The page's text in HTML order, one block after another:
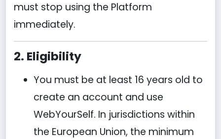
must stop using the Platform
immediately.
2. Eligibility
You must be at least 16 years old to
create an account and use
WebYourSelf. In jurisdictions within
the European Union, the minimum